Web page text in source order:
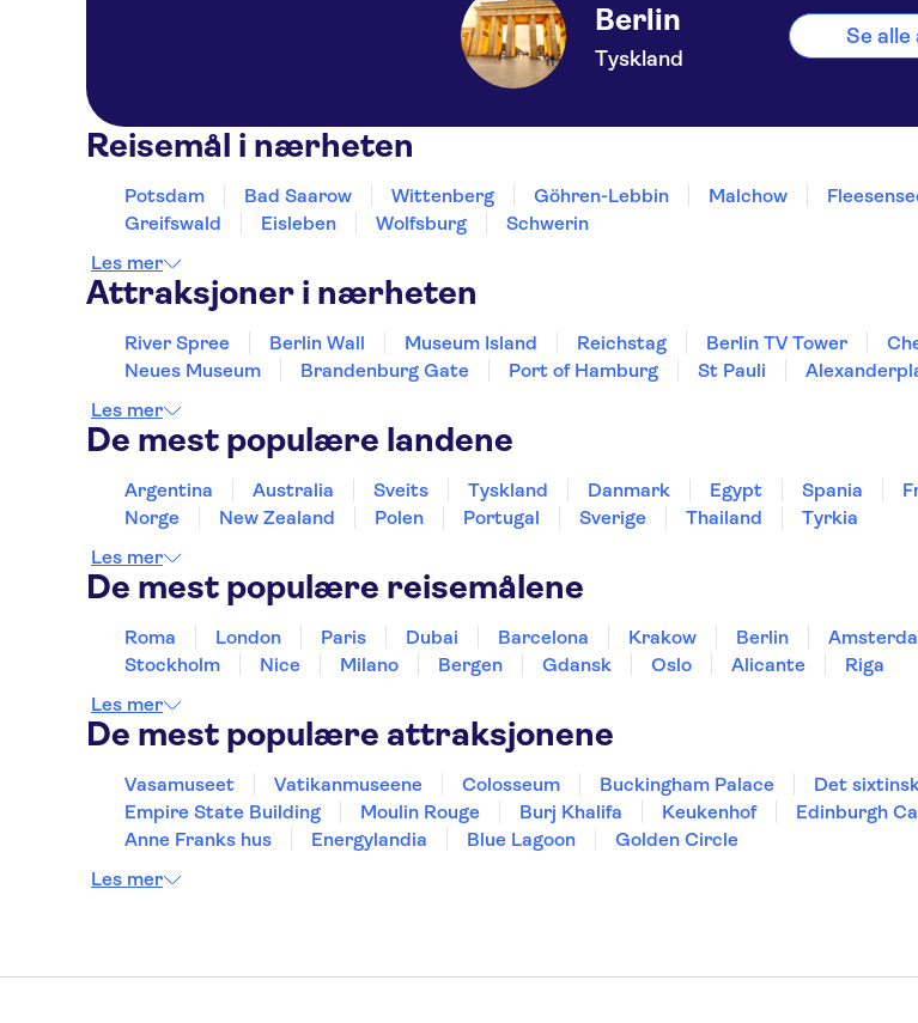
Berlin
Tyskland
Se
Reisemål i nærheten
Potsdam Bad Saarow Wittenberg Göhren-Lebbin Malchow
Greifswald
Eisleben Wolfsburg
Schwerin
Les mer
Attraksjoner i nærheten
River Spree Berlin Wall Museum Island Reichstag Berlin TV Tower
Neues Museum
Brandenburg Gate Port of Hamburg St Pauli
Les mer
De mest populære landene
Argentina Australia Sveits Tyskland Danmark Egypt Spania
Norge
New Zealand Polen Portugal Sverige Thailand
Tyrkia
Les mer
De mest populære reisemålene
Roma London Paris Dubai Barcelona Krakow Berlin
Stockholm
Nice Milano Bergen Gdansk Oslo Alicante
Riga
Les mer
De mest populære attraksjonene
Vasamuseet Vatikanmuseene Colosseum Buckingham Palace Det
Empire State Building
Moulin Rouge Burj Khalifa Keukenhof Edinburgh
Anne Franks hus
Energylandia Blue Lagoon
Golden Circle
Les mer